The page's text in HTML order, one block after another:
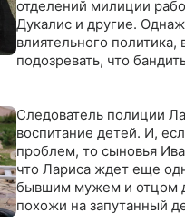
отделений милиции
Дукалис и другие.
влиятельного
подозревать, что
Следователь полиции
воспитание детей. И,
проблем, то сыновья
что Лариса ждет еще
бывшим мужем и отцом
похожи на запутанный